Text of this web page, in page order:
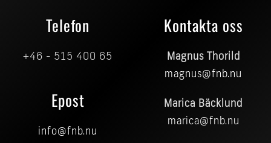
Telefon
+46 - 515 400 65
Epost
info@fnb.nu
Kontakta oss
Magnus Thorild
magnus@fnb.nu
Marica Bäcklund
marica@fnb.nu